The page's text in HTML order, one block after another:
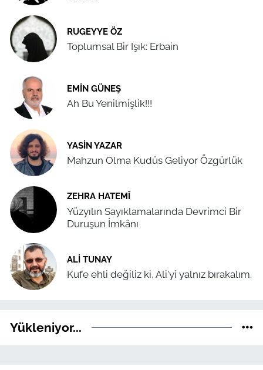
RUGEYYE ÖZ
Toplumsal Bir Işık: Erbain
EMIN GÜNEŞ
Ah Bu Yenilmişlik!!!
YASIN YAZAR
Mahzun Olma Kudüs Geliyor Özgürlük
ZEHRA HATEMÎ
Yüzyılın Sayıklamalarında Devrimci Bir
Duruşun İmkânı
ALI TUNAY
Kufe ehli değiliz ki, Ali'yi yalnız bırakalım.
Yükleniyor...